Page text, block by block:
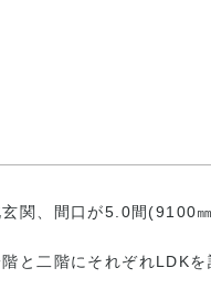
玄関、間口が5.0間(9100
と二階にそれぞれLDK